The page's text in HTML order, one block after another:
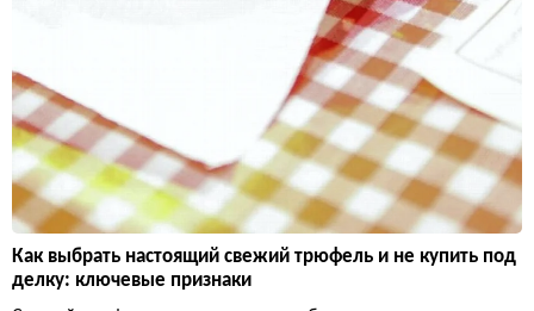
Как выбрать настоящий свежий трюфель и не купить под
делку: ключевые признаки